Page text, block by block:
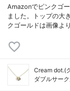
Amazonでピンクゴ
ました。トップの大
クゴールドは画像よ
Cream dot.(
ダブルサー